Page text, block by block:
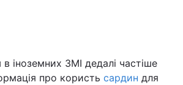
іноземних ЗМІ дедалі частіше
про користь сардин для